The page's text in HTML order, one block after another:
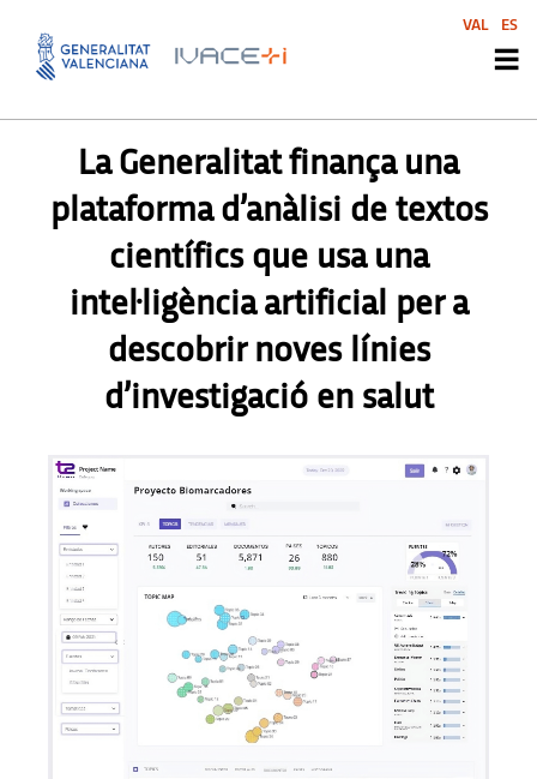
PREMSA , PREMSA
La Generalitat finança una
plataforma d’anàlisi de textos
científics que usa una
intel·ligència artificial per a
descobrir noves línies
d’investigació en salut
VAL ES